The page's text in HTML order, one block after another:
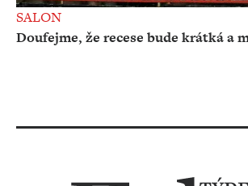
SALON
Doufejme, že recese bude krátká a